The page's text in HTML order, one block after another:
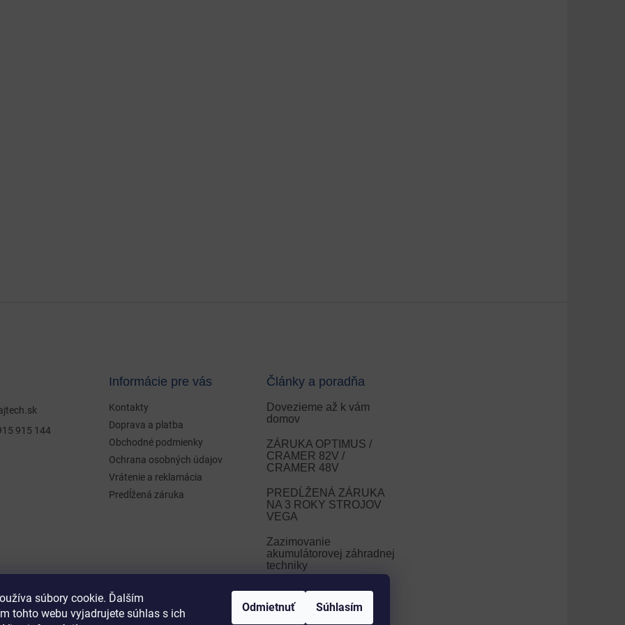
súbory cookie. Ďalším
tohto webu vyjadrujete súhlas s ich
Odmietnuť Súhlasím
915 144
Informácie pre vás
Kontakty
Doprava a platba
Obchodné podmienky
Ochrana osobných údajov
Vrátenie a reklamácia
Predĺžená záruka
Články a poradňa
Dovezieme až k vám
domov
ZÁRUKA OPTIMUS /
CRAMER 82V /
CRAMER 48V
PREDĹŽENÁ ZÁRUKA
NA 3 ROKY STROJOV
VEGA
Zazimovanie
akumulátorovej záhradnej
techniky
Zazimovanie trávnika
ARCHÍV